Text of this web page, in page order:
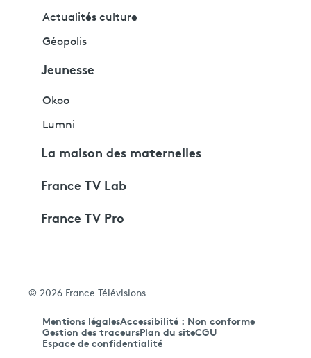
Actualités culture
Géopolis
Jeunesse
Okoo
Lumni
La maison des maternelles
France TV Lab
France TV Pro
© 2026 France Télévisions
Mentions légalesAccessibilité : Non conforme
Gestion des traceursPlan du siteCGU
Espace de confidentialité